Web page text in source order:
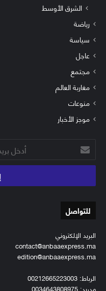
الشرق الأوسط
رياضة
سياسة
عاجل
مجتمع
مغاربة العالم
منوعات
موجز الأخبار
أدخل
بريدك
الإلكتروني
للتواصل
البريد الإلكتروني
contact@anbaaexpress.ma
edition@anbaaexpress.ma
الرباط: 00212665223003
مدريد: 0034643808975